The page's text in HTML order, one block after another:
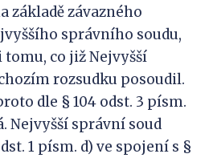
základě závazného
správního soudu,
co již Nejvyšší
rozsudku posoudil.
dle § 104 odst. 3 písm.
Nejvyšší správní soud
1 písm. d) ve spojení s §